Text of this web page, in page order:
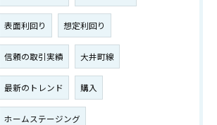
表面利回り 想定利回り
信頼の取引実績 大井町線
最新のトレンド 購入
ホームステージング